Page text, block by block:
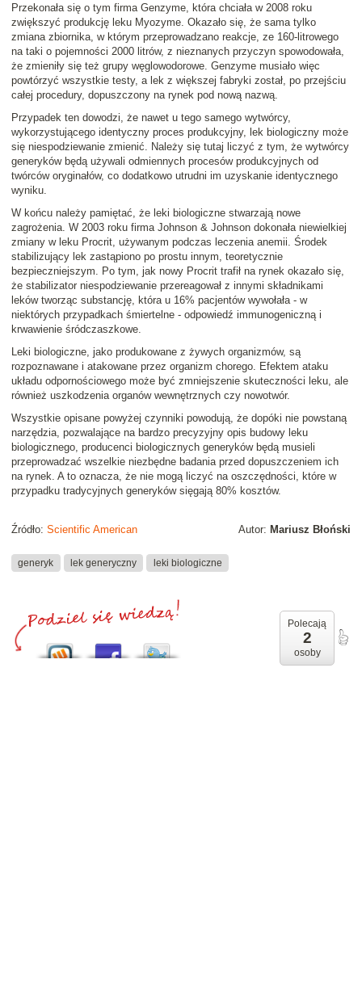
Przekonała się o tym firma Genzyme, która chciała w 2008 roku
zwiększyć produkcję leku Myozyme. Okazało się, że sama tylko
zmiana zbiornika, w którym przeprowadzano reakcje, ze 160-litrowego
na taki o pojemności 2000 litrów, z nieznanych przyczyn spowodowała,
że zmieniły się też grupy węglowodorowe. Genzyme musiało więc
powtórzyć wszystkie testy, a lek z większej fabryki został, po przejściu
całej procedury, dopuszczony na rynek pod nową nazwą.
Przypadek ten dowodzi, że nawet u tego samego wytwórcy,
wykorzystującego identyczny proces produkcyjny, lek biologiczny może
się niespodziewanie zmienić. Należy się tutaj liczyć z tym, że wytwórcy
generyków będą używali odmiennych procesów produkcyjnych od
twórców oryginałów, co dodatkowo utrudni im uzyskanie identycznego
wyniku.
W końcu należy pamiętać, że leki biologiczne stwarzają nowe
zagrożenia. W 2003 roku firma Johnson & Johnson dokonała niewielkiej
zmiany w leku Procrit, używanym podczas leczenia anemii. Środek
stabilizujący lek zastąpiono po prostu innym, teoretycznie
bezpieczniejszym. Po tym, jak nowy Procrit trafił na rynek okazało się,
że stabilizator niespodziewanie przereagował z innymi składnikami
leków tworząc substancję, która u 16% pacjentów wywołała - w
niektórych przypadkach śmiertelne - odpowiedź immunogeniczną i
krwawienie śródczaszkowe.
Leki biologiczne, jako produkowane z żywych organizmów, są
rozpoznawane i atakowane przez organizm chorego. Efektem ataku
układu odpornościowego może być zmniejszenie skuteczności leku, ale
również uszkodzenia organów wewnętrznych czy nowotwór.
Wszystkie opisane powyżej czynniki powodują, że dopóki nie powstaną
narzędzia, pozwalające na bardzo precyzyjny opis budowy leku
biologicznego, producenci biologicznych generyków będą musieli
przeprowadzać wszelkie niezbędne badania przed dopuszczeniem ich
na rynek. A to oznacza, że nie mogą liczyć na oszczędności, które w
przypadku tradycyjnych generyków sięgają 80% kosztów.
Autor: Mariusz Błoński
Źródło: Scientific American
generyk lek generyczny leki biologiczne
Polecają
2
osoby